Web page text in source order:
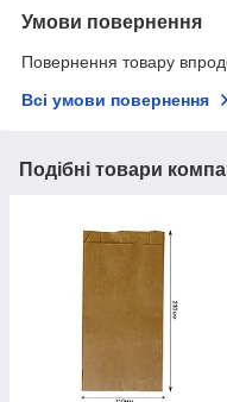
Умови повернення
Повернення товару
Всі умови повернення
Подібні товари